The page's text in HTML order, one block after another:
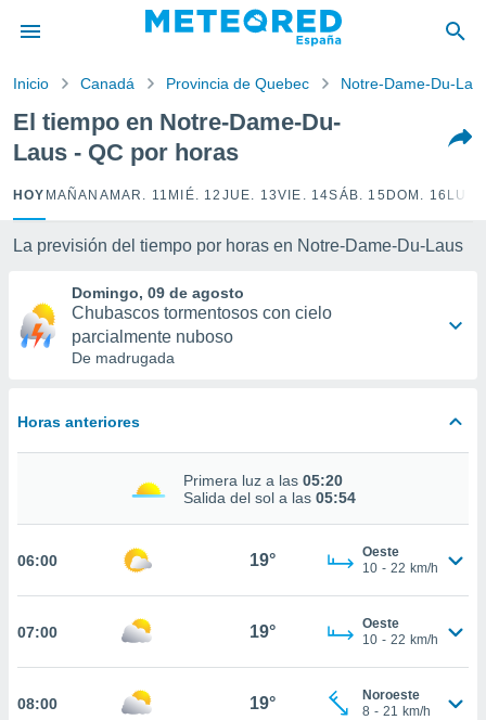
por
para
la
calidad.
a este
las
y
forma
la
ya sean
ACEPTAR
Inicio Canadá Provincia de Quebec Notre-Dame-Du-
El tiempo en Notre-Dame-Du-
Laus - QC por horas
HOY MAÑANA MAR. 11 MIÉ. 12 JUE. 13VIE. 14SÁB. 15 DOM. 16
La previsión del tiempo por horas en Notre-Dame-Du-Laus
Domingo, 09 de agosto
Chubascos tormentosos con cielo
parcialmente nuboso
De madrugada
Horas anteriores
Primera luz a las 05:20
Salida del sol a las 05:54
06:00 19°
Oeste
10 - 22 km/h
07:00 19°
Oeste
10 - 22 km/h
08:00 19°
Noroeste
8 - 21 km/h